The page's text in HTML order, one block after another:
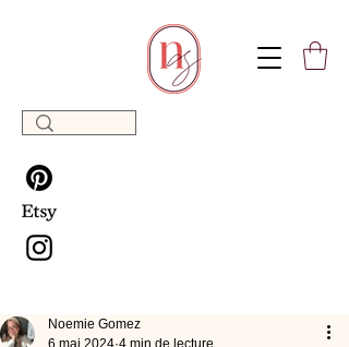
Noemie Gomez
6 mai 2024 4 min de lecture